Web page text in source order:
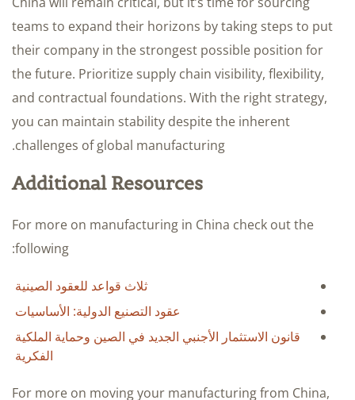
teams to expand their horizons by taking steps to put
their company in the strongest possible position for
the future. Prioritize supply chain visibility, flexibility,
and contractual foundations. With the right strategy,
you can maintain stability despite the inherent
challenges of global manufacturing.
Additional Resources
For more on manufacturing in China check out the
following:
ثلاث قواعد للعقود الصينية
عقود التصنيع الدولية: الأساسيات
قانون الاستثمار الأجنبي الجديد في الصين وحماية الملكية
الفكرية
For more on moving your manufacturing from China,